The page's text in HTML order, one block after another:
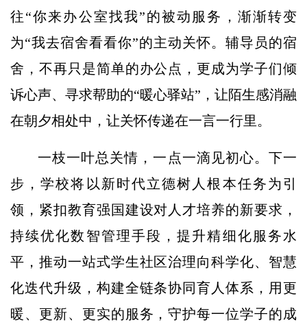
往“你来办公室找我”的被动服务，渐渐转变
为“我去宿舍看看你”的主动关怀。辅导员的宿
舍，不再只是简单的办公点，更成为学子们倾
诉心声、寻求帮助的“暖心驿站”，让陌生感消融
在朝夕相处中，让关怀传递在一言一行里。
一枝一叶总关情，一点一滴见初心。下一
步，学校将以新时代立德树人根本任务为引
领，紧扣教育强国建设对人才培养的新要求，
持续优化数智管理手段，提升精细化服务水
平，推动一站式学生社区治理向科学化、智慧
化迭代升级，构建全链条协同育人体系，用更
暖、更新、更实的服务，守护每一位学子的成